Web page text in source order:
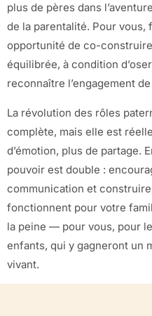
plus de pères dans
de la parentalité. Pour vous,
opportunité de co-
équilibrée, à condition
reconnaître l’engagement de
La révolution des rôles
complète, mais elle est
d’émotion, plus de partage.
pouvoir est double :
communication et
fonctionnent pour votre
la peine — pour vous, pour
enfants, qui y gagneront un
vivant.